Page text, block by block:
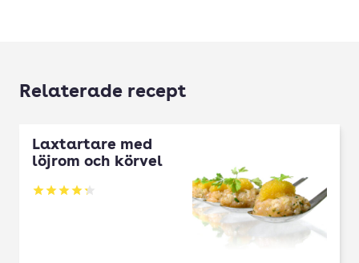
Relaterade recept
Laxtartare med
löjrom och körvel
Betyg: 4.27 av 5